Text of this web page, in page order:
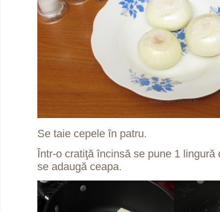
Se taie cepele în patru.
Într-o cratiţă încinsă se pune 1 lingură
se adaugă ceapa.